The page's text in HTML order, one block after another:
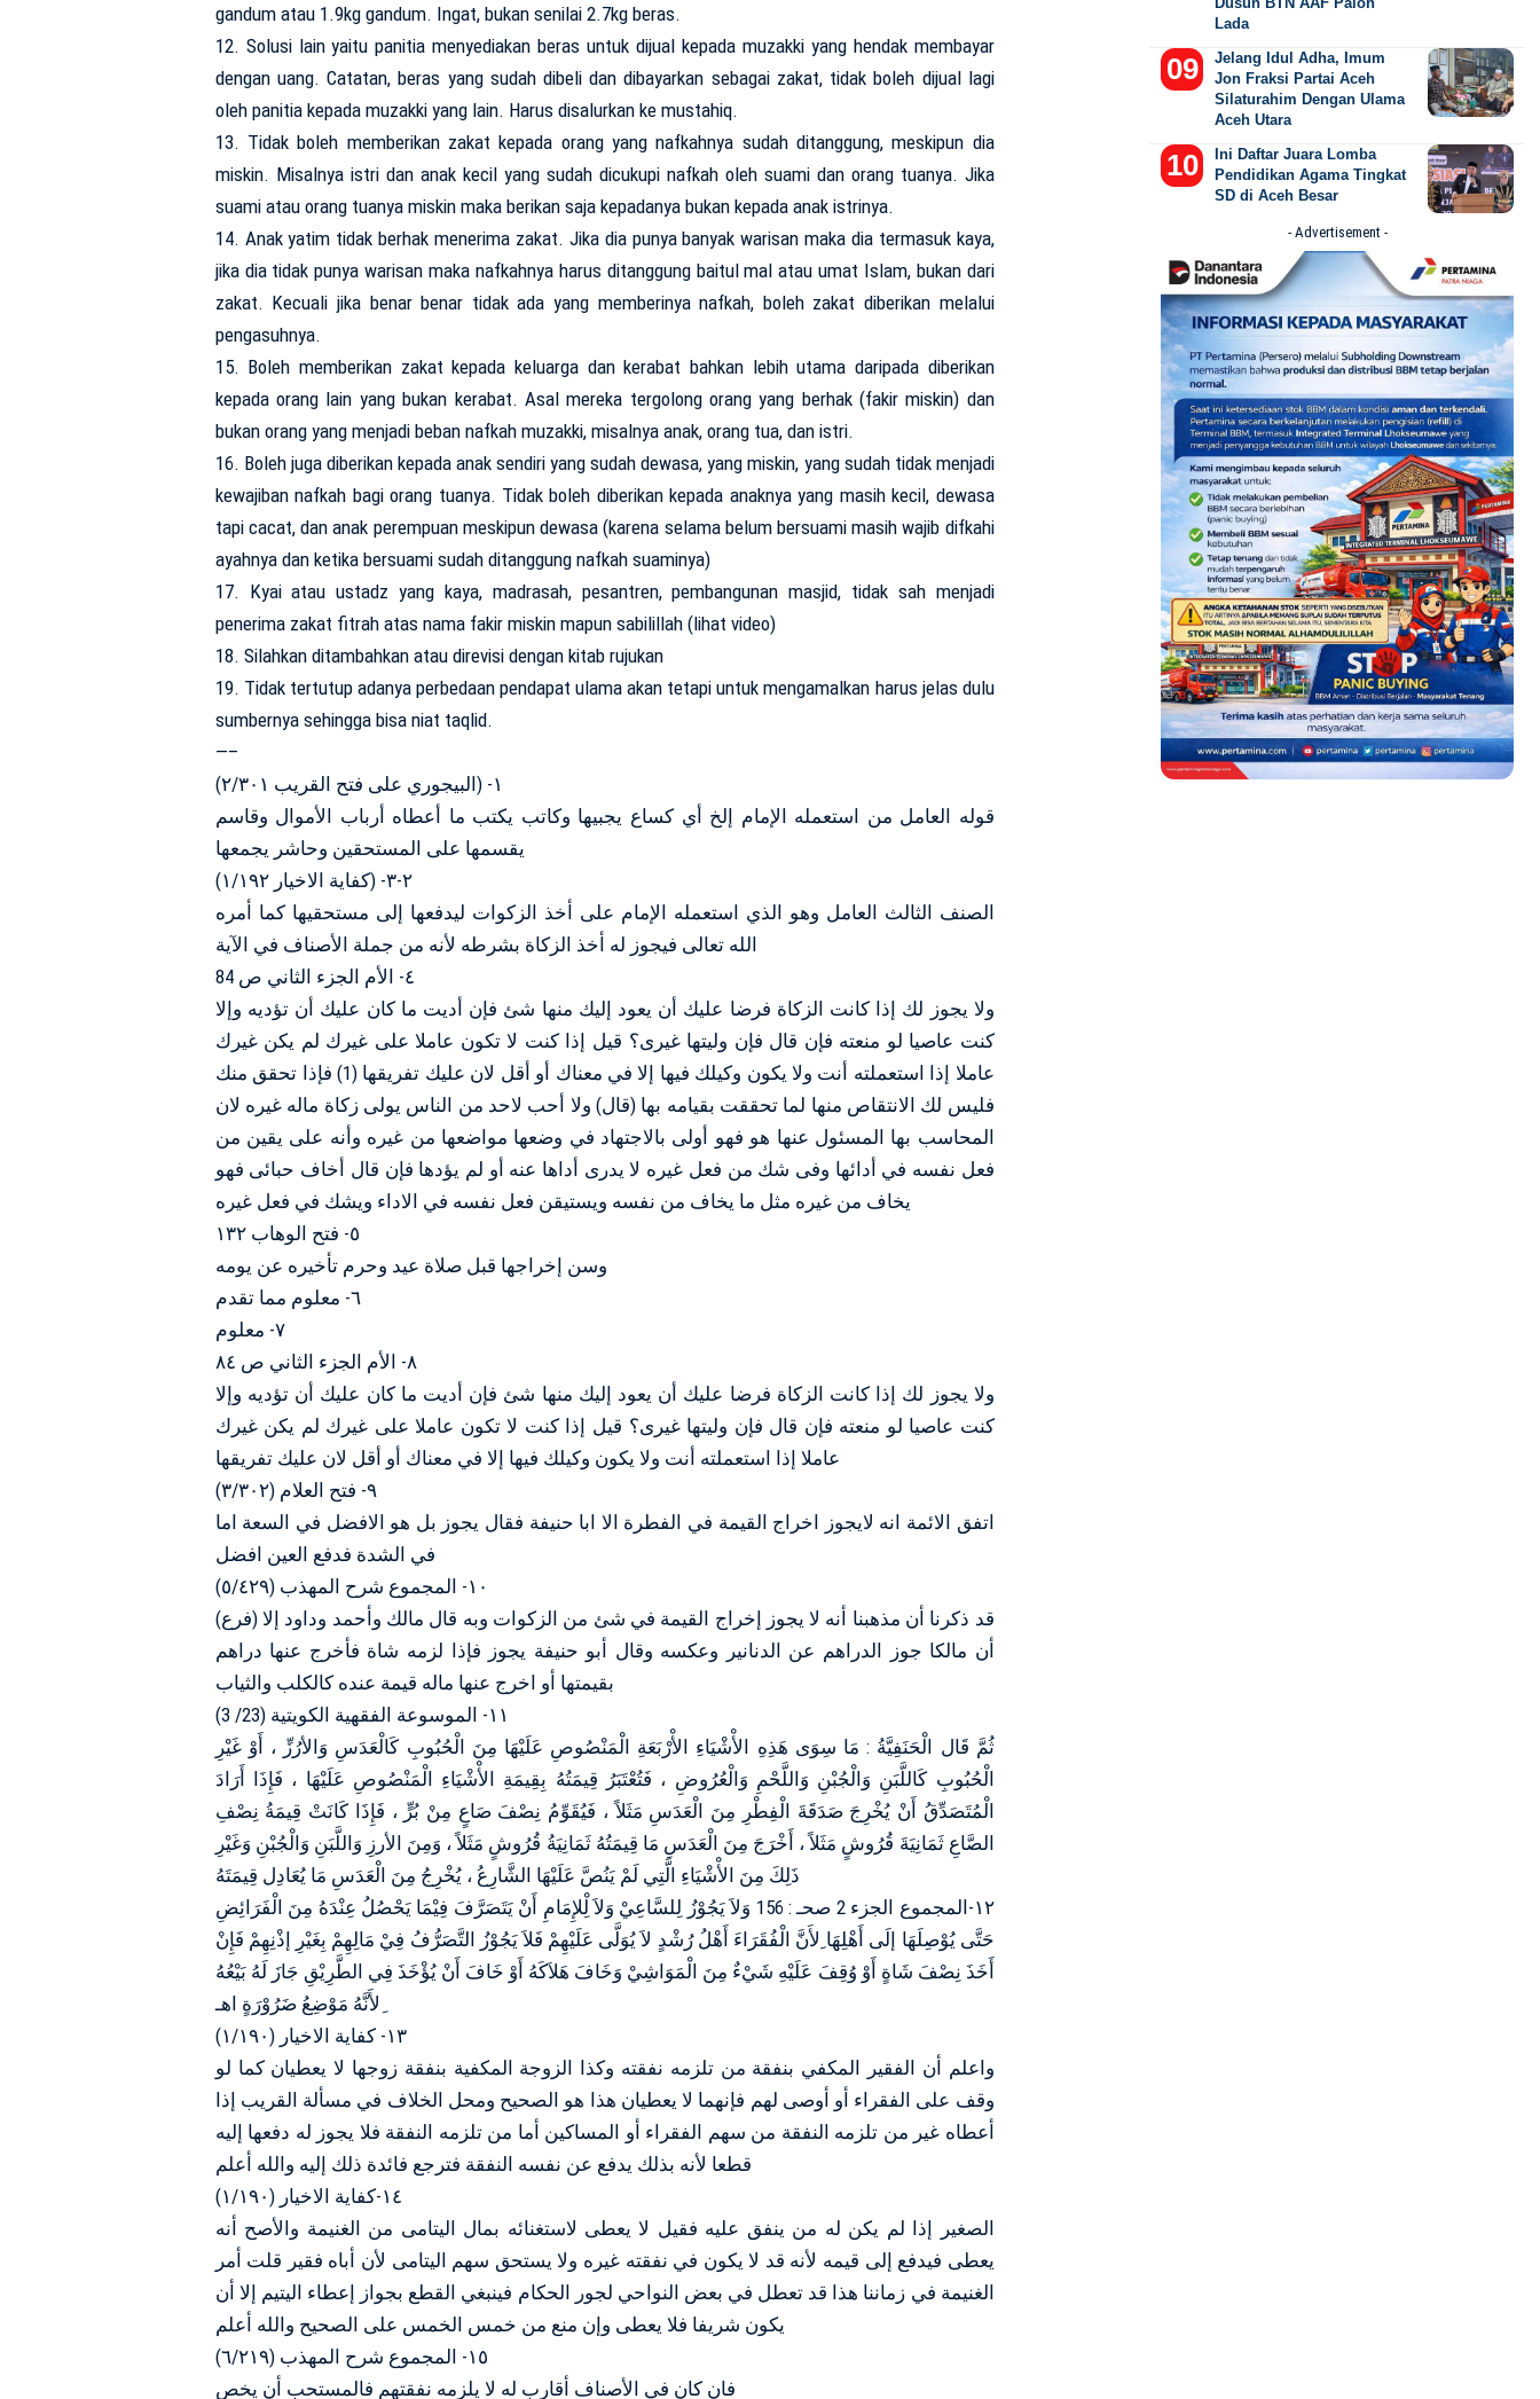
gandum atau 1.9kg gandum. Ingat, bukan senilai 2.7kg beras.
12. Solusi lain yaitu panitia menyediakan beras untuk dijual kepada muzakki yang hendak membayar
dengan uang. Catatan, beras yang sudah dibeli dan dibayarkan sebagai zakat, tidak boleh dijual lagi
oleh panitia kepada muzakki yang lain. Harus disalurkan ke mustahiq.
13. Tidak boleh memberikan zakat kepada orang yang nafkahnya sudah ditanggung, meskipun dia
miskin. Misalnya istri dan anak kecil yang sudah dicukupi nafkah oleh suami dan orang tuanya. Jika
suami atau orang tuanya miskin maka berikan saja kepadanya bukan kepada anak istrinya.
14. Anak yatim tidak berhak menerima zakat. Jika dia punya banyak warisan maka dia termasuk kaya,
jika dia tidak punya warisan maka nafkahnya harus ditanggung baitul mal atau umat Islam, bukan dari
zakat. Kecuali jika benar benar tidak ada yang memberinya nafkah, boleh zakat diberikan melalui
pengasuhnya.
15. Boleh memberikan zakat kepada keluarga dan kerabat bahkan lebih utama daripada diberikan
kepada orang lain yang bukan kerabat. Asal mereka tergolong orang yang berhak (fakir miskin) dan
bukan orang yang menjadi beban nafkah muzakki, misalnya anak, orang tua, dan istri.
16. Boleh juga diberikan kepada anak sendiri yang sudah dewasa, yang miskin, yang sudah tidak menjadi
kewajiban nafkah bagi orang tuanya. Tidak boleh diberikan kepada anaknya yang masih kecil, dewasa
tapi cacat, dan anak perempuan meskipun dewasa (karena selama belum bersuami masih wajib difkahi
ayahnya dan ketika bersuami sudah ditanggung nafkah suaminya)
17. Kyai atau ustadz yang kaya, madrasah, pesantren, pembangunan masjid, tidak sah menjadi
penerima zakat fitrah atas nama fakir miskin mapun sabilillah (lihat video)
18. Silahkan ditambahkan atau direvisi dengan kitab rujukan
19. Tidak tertutup adanya perbedaan pendapat ulama akan tetapi untuk mengamalkan harus jelas dulu
sumbernya sehingga bisa niat taqlid.
—–
١- (البيجوري على فتح القريب ٢/٣٠١)
قوله العامل من استعمله الإمام إلخ أي كساع يجبيها وكاتب يكتب ما أعطاه أرباب الأموال وقاسم
٢-٣- (كفاية الاخيار ١/١٩٢)
اﻟﺼﻨﻒ اﻟﺜﺎﻟﺚ اﻟﻌﺎﻣﻞ ﻭﻫﻮ اﻟﺬﻱ اﺳﺘﻌﻤﻠﻪ اﻹﻣﺎﻡ ﻋﻠﻰ ﺃﺧﺬ اﻟﺰﻛﻮاﺕ ﻟﻴﺪﻓﻌﻬﺎ ﺇﻟﻰ ﻣﺴﺘﺤﻘﻴﻬﺎ ﻛﻤﺎ ﺃﻣﺮﻩ
اﻟﻠﻪ ﺗﻌﺎﻟﻰ ﻓﻴﺠﻮﺯ ﻟﻪ ﺃﺧﺬ اﻟﺰﻛﺎﺓ ﺑﺸﺮﻃﻪ ﻷﻧﻪ ﻣﻦ ﺟﻤﻠﺔ اﻷﺻﻨﺎﻑ ﻓﻲ اﻵﻳﺔ
٤- الأم الجزء الثاني ص 84
ولا يجوز لك إذا كانت الزكاة فرضا عليك أن يعود إليك منها شئ فإن أديت ما كان عليك أن تؤديه وإلا
كنت عاصيا لو منعته فإن قال فإن وليتها غيرى؟ قيل إذا كنت لا تكون عاملا على غيرك لم يكن غيرك
عاملا إذا استعملته أنت ولا يكون وكيلك فيها إلا في معناك أو أقل لان عليك تفريقها (1) فإذا تحقق منك
فليس لك الانتقاص منها لما تحققت بقيامه بها (قال) ولا أحب لاحد من الناس يولى زكاة ماله غيره لان
المحاسب بها المسئول عنها هو فهو أولى بالاجتهاد في وضعها مواضعها من غيره وأنه على يقين من
فعل نفسه في أدائها وفى شك من فعل غيره لا يدرى أداها عنه أو لم يؤدها فإن قال أخاف حبائى فهو
يخاف من غيره مثل ما يخاف من نفسه ويستيقن فعل نفسه في الاداء ويشك في فعل غيره
٥- فتح الوهاب ١٣٢
ﻭﺳﻦ ﺇﺧﺮاﺟﻬﺎ ﻗﺒﻞ ﺻﻼﺓ ﻋﻴﺪ ﻭﺣﺮﻡ ﺗﺄﺧﻴﺮﻩ ﻋﻦ ﻳﻮمه
٦- معلوم مما تقدم
٧- معلوم
٨- الأم الجزء الثاني ص ٨٤
ولا يجوز لك إذا كانت الزكاة فرضا عليك أن يعود إليك منها شئ فإن أديت ما كان عليك أن تؤديه وإلا
كنت عاصيا لو منعته فإن قال فإن وليتها غيرى؟ قيل إذا كنت لا تكون عاملا على غيرك لم يكن غيرك
٩- فتح العلام (٣/٣٠٢)
اتفق الائمة انه لايجوز اخراج القيمة في الفطرة الا ابا حنيفة فقال يجوز بل هو الافضل في السعة اما
١٠- المجموع شرح المهذب (٥/٤٢٩)
(ﻓﺮﻉ) ﻗﺪ ﺫﻛﺮﻧﺎ ﺃﻥ ﻣﺬﻫﺒﻨﺎ ﺃﻧﻪ ﻻ ﻳﺠﻮﺯ ﺇﺧﺮاﺝ اﻟﻘﻴﻤﺔ ﻓﻲ ﺷﺊ ﻣﻦ اﻟﺰﻛﻮاﺕ ﻭﺑﻪ ﻗﺎﻝ ﻣﺎﻟﻚ ﻭﺃﺣﻤﺪ ﻭﺩاﻭﺩ ﺇﻻ
ﺃﻥ ﻣﺎﻟﻜﺎ ﺟﻮﺯ اﻟﺪﺭاﻫﻢ ﻋﻦ اﻟﺪﻧﺎﻧﻴﺮ ﻭﻋﻜﺴﻪ ﻭﻗﺎﻝ ﺃﺑﻮ ﺣﻨﻴﻔﺔ ﻳﺠﻮﺯ ﻓﺈﺫا ﻟﺰﻣﻪ ﺷﺎﺓ ﻓﺄﺧﺮﺝ ﻋﻨﻬﺎ ﺩﺭاﻫﻢ
١١- الموسوعة الفقهية الكويتية (23/ 3)
ثُمَّ قَال الْحَنَفِيَّةُ : مَا سِوَى هَذِهِ الأْشْيَاءِ الأْرْبَعَةِ الْمَنْصُوصِ عَلَيْهَا مِنَ الْحُبُوبِ كَالْعَدَسِ وَالأرُزِّ ، أَوْ غَيْرِ
الْحُبُوبِ كَاللَّبَنِ وَالْجُبْنِ وَاللَّحْمِ وَالْعُرُوضِ ، فَتُعْتَبَرُ قِيمَتُهُ بِقِيمَةِ الأْشْيَاءِ الْمَنْصُوصِ عَلَيْهَا ، فَإِذَا أَرَادَ
الْمُتَصَدِّقُ أَنْ يُخْرِجَ صَدَقَةَ الْفِطْرِ مِنَ الْعَدَسِ مَثَلاً ، فَيُقَوِّمُ نِصْفَ صَاعٍ مِنْ بُرٍّ ، فَإِذَا كَانَتْ قِيمَةُ نِصْفِ
الصَّاعِ ثَمَانِيَةَ قُرُوشٍ مَثَلاً ، أَخْرَجَ مِنَ الْعَدَسِ مَا قِيمَتُهُ ثَمَانِيَةُ قُرُوشٍ مَثَلاً ، وَمِنَ الأرزِ وَاللَّبَنِ وَالْجُبْنِ وَغَيْرِ
ذَلِكَ مِنَ الأْشْيَاءِ الَّتِي لَمْ يَنُصَّ عَلَيْهَا الشَّارِعُ ، يُخْرِجُ مِنَ الْعَدَسِ مَا يُعَادِل قِيمَتَهُ
١٢-المجموع الجزء 2 صحـ : 156 وَلاَ يَجُوْزُ لِلسَّاعِيْ وَلاَ لِْلإِمَامِ أَنْ يَتَصَرَّفَ فِيْمَا يَحْصُلُ عِنْدَهُ مِنَ الْفَرَائِضِ
حَتَّى يُوْصِلَهَا إلَى أَهْلِهَا ِلأَنَّ الْفُقَرَاءَ أَهْلُ رُشْدٍ لاَ يُوَلَّى عَلَيْهِمْ فَلاَ يَجُوْزُ التَّصَرُّفُ فِيْ مَالِهِمْ بِغَيْرِ إذْنِهِمْ فَإِنْ
أَخَذَ نِصْفَ شَاةٍ أَوْ وُقِفَ عَلَيْهِ شَيْءٌ مِنَ الْمَوَاشِيْ وَخَافَ هَلاَكَهُ أَوْ خَافَ أَنْ يُؤْخَذَ فِي الطَّرِيْقِ جَازَ لَهُ بَيْعُهُ
ِلأَنَّهُ مَوْضِعُ ضَرُوْرَةٍ اهـ
١٣- كفاية الاخيار (١/١٩٠)
ﻭاﻋﻠﻢ ﺃﻥ اﻟﻔﻘﻴﺮ اﻟﻤﻜﻔﻲ ﺑﻨﻔﻘﺔ ﻣﻦ ﺗﻠﺰﻣﻪ ﻧﻔﻘﺘﻪ ﻭﻛﺬا اﻟﺰﻭﺟﺔ اﻟﻤﻜﻔﻴﺔ ﺑﻨﻔﻘﺔ ﺯﻭﺟﻬﺎ ﻻ ﻳﻌﻄﻴﺎﻥ ﻛﻤﺎ ﻟﻮ
ﻭﻗﻒ ﻋﻠﻰ اﻟﻔﻘﺮاء ﺃﻭ ﺃﻭﺻﻰ ﻟﻬﻢ ﻓﺈﻧﻬﻤﺎ ﻻ ﻳﻌﻄﻴﺎﻥ ﻫﺬا ﻫﻮ اﻟﺼﺤﻴﺢ ﻭﻣﺤﻞ اﻟﺨﻼﻑ ﻓﻲ ﻣﺴﺄﻟﺔ اﻟﻘﺮﻳﺐ ﺇﺫا
ﺃﻋﻄﺎﻩ ﻏﻴﺮ ﻣﻦ ﺗﻠﺰﻣﻪ اﻟﻨﻔﻘﺔ ﻣﻦ ﺳﻬﻢ اﻟﻔﻘﺮاء ﺃﻭ اﻟﻤﺴﺎﻛﻴﻦ ﺃﻣﺎ ﻣﻦ ﺗﻠﺰﻣﻪ اﻟﻨﻔﻘﺔ ﻓﻼ ﻳﺠﻮﺯ ﻟﻪ ﺩﻓﻌﻬﺎ ﺇﻟﻴﻪ
ﻗﻄﻌﺎ ﻷﻧﻪ ﺑﺬﻟﻚ ﻳﺪﻓﻊ ﻋﻦ ﻧﻔﺴﻪ اﻟﻨﻔﻘﺔ ﻓﺘﺮﺟﻊ ﻓﺎﺋﺪﺓ ﺫﻟﻚ ﺇﻟﻴﻪ ﻭاﻟﻠﻪ ﺃﻋﻠﻢ
١٤-كفاية الاخيار (١/١٩٠)
اﻟﺼﻐﻴﺮ ﺇﺫا ﻟﻢ ﻳﻜﻦ ﻟﻪ ﻣﻦ ﻳﻨﻔﻖ ﻋﻠﻴﻪ ﻓﻘﻴﻞ ﻻ ﻳﻌﻄﻰ ﻻﺳﺘﻐﻨﺎﺋﻪ ﺑﻤﺎﻝ اﻟﻴﺘﺎﻣﻰ ﻣﻦ اﻟﻐﻨﻴﻤﺔ ﻭاﻷﺻﺢ ﺃﻧﻪ
ﻳﻌﻄﻰ ﻓﻴﺪﻓﻊ ﺇﻟﻰ ﻗﻴﻤﻪ ﻷﻧﻪ ﻗﺪ ﻻ ﻳﻜﻮﻥ ﻓﻲ ﻧﻔﻘﺘﻪ ﻏﻴﺮﻩ ﻭﻻ ﻳﺴﺘﺤﻖ ﺳﻬﻢ اﻟﻴﺘﺎﻣﻰ ﻷﻥ ﺃﺑﺎﻩ ﻓﻘﻴﺮ ﻗﻠﺖ ﺃﻣﺮ
اﻟﻐﻨﻴﻤﺔ ﻓﻲ ﺯﻣﺎﻧﻨﺎ ﻫﺬا ﻗﺪ ﺗﻌﻄﻞ ﻓﻲ ﺑﻌﺾ اﻟﻨﻮاﺣﻲ ﻟﺠﻮﺭ اﻟﺤﻜﺎﻡ ﻓﻴﻨﺒﻐﻲ اﻟﻘﻄﻊ ﺑﺠﻮاﺯ ﺇﻋﻄﺎء اﻟﻴﺘﻴﻢ ﺇﻻ ﺃﻥ
ﻳﻜﻮﻥ ﺷﺮﻳﻔﺎ ﻓﻼ ﻳﻌﻄﻰ ﻭﺇﻥ ﻣﻨﻊ ﻣﻦ ﺧﻤﺲ اﻟﺨﻤﺲ ﻋﻠﻰ اﻟﺼﺤﻴﺢ ﻭاﻟﻠﻪ ﺃﻋﻠﻢ
١٥- المجموع شرح المهذب (٦/٢١٩)
ﻓﺎﻥ ﻛﺎﻥ ﻓﻲ اﻷﺻﻨﺎﻑ ﺃﻗﺎﺭﺏ ﻟﻪ ﻻ ﻳﻠﺰﻣﻪ ﻧﻔﻘﺘﻬﻢ ﻓﺎﻟﻤﺴﺘﺤﺐ ﺃﻥ ﻳﺨﺺ
Lada
Jelang Idul Adha, Imum
Jon Fraksi Partai Aceh
Silaturahim Dengan Ulama
Aceh Utara
Ini Daftar Juara Lomba
Pendidikan Agama Tingkat
SD di Aceh Besar
- Advertisement -